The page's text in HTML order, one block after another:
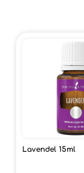
Lavendel 15ml